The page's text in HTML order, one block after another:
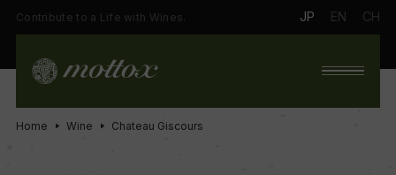
Contribute to a Life with Wines. JP EN CH
Home Wine Chateau Giscours